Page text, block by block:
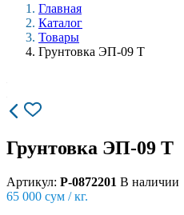
Главная
Каталог
Товары
Грунтовка ЭП-09 Т
Грунтовка ЭП-09 Т
Артикул: P-0872201 В наличии
65 000 сум / кг.